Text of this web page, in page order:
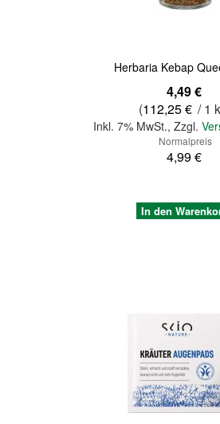
Herbaria Kebap
4,49 €
(112,25 € / 1
Inkl. 7% MwSt.,Zzgl.
Normalpreis
4,99 €
In den